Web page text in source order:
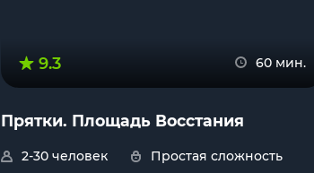
9.3 60 мин.
Прятки. Площадь Восстания
2-30 человек
Простая сложность